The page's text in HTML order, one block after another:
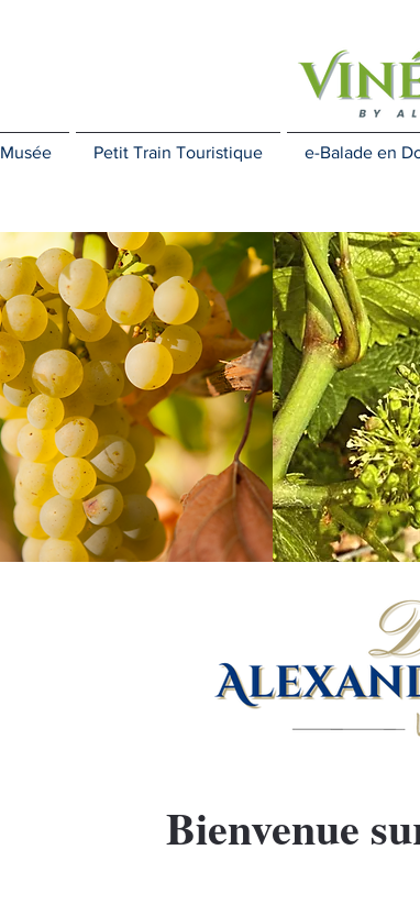
Musée Petit Train Touristique e-Balade en
Bienvenue